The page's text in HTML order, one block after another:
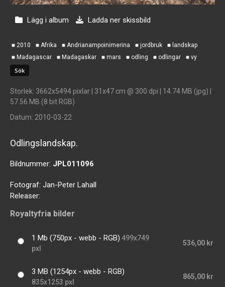
Lägg i album Ladda ner skissbild
2010 Afrika Andrianampoinimerina jordbruk
landskap
Madagascar
Madagaskar mars odling odlingar vy
Storlek: 3662x5494 pixlar | 31x47 cm @ 300 dpi | 14.74 MB (jpg) |
57.56 MB (8 bit RGB)
Datum: 2010-03-22
Odlingslandskap.
Bildnummer: JPL011096
Fotograf: Jan-Peter Lahall
Releaser:
Royaltyfria bilder
1 Mb (750px - webb - RGB) 499x749
pxl
536,00 kr
3 MB (1254px - webb - RGB)
835x1253 pxl
865,00 kr